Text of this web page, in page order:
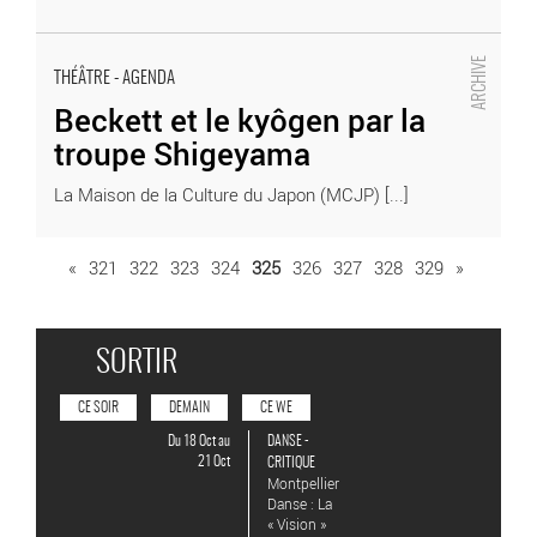
THÉÂTRE - AGENDA
Beckett et le kyôgen par la
troupe Shigeyama
La Maison de la Culture du Japon (MCJP) [...]
- Critique sortie Théâtre
« 321 322 323 324 325 326 327 328 329 »
SORTIR
CE SOIR DEMAIN CE WE
Du 18 Oct au
21 Oct
DANSE -
CRITIQUE
Montpellier
Danse : La
« Vision »